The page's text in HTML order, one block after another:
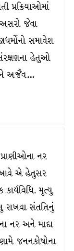
પ્રક્રિયાઓમાં
જેવા
સમાવેશ
હેતુઓ
અજૈવ…
નર
આવે એ હેતુસર
મૃત્યુ
રાખવા સંતતિનું
નર અને માદા
જનનકોષોના